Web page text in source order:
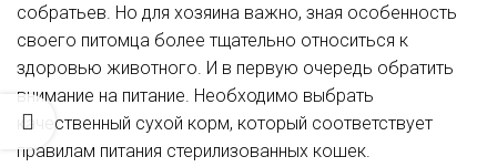
собратьев. Но для хозяина важно, зная особенность
своего питомца более тщательно относиться к
здоровью животного. И в первую очередь обратить
внимание на питание. Необходимо выбрать
качественный сухой корм, который соответствует
правилам питания стерилизованных кошек.